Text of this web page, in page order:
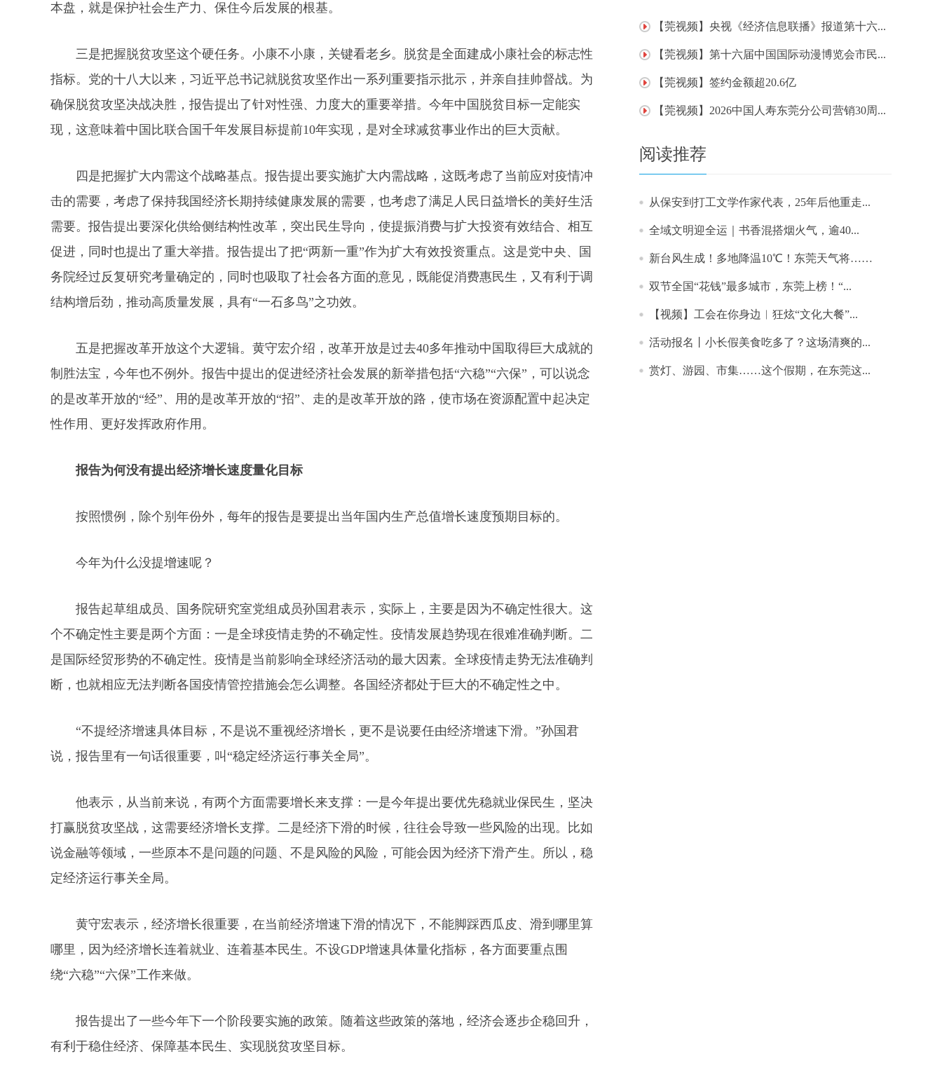
本盘，就是保护社会生产力、保住今后发展的根基。
三是把握脱贫攻坚这个硬任务。小康不小康，关键看老乡。脱贫是全面建成小康社会的标志性
指标。党的十八大以来，习近平总书记就脱贫攻坚作出一系列重要指示批示，并亲自挂帅督战。为
确保脱贫攻坚决战决胜，报告提出了针对性强、力度大的重要举措。今年中国脱贫目标一定能实
现，这意味着中国比联合国千年发展目标提前10年实现，是对全球减贫事业作出的巨大贡献。
四是把握扩大内需这个战略基点。报告提出要实施扩大内需战略，这既考虑了当前应对疫情冲
击的需要，考虑了保持我国经济长期持续健康发展的需要，也考虑了满足人民日益增长的美好生活
需要。报告提出要深化供给侧结构性改革，突出民生导向，使提振消费与扩大投资有效结合、相互
促进，同时也提出了重大举措。报告提出了把“两新一重”作为扩大有效投资重点。这是党中央、国
务院经过反复研究考量确定的，同时也吸取了社会各方面的意见，既能促消费惠民生，又有利于调
结构增后劲，推动高质量发展，具有“一石多鸟”之功效。
五是把握改革开放这个大逻辑。黄守宏介绍，改革开放是过去40多年推动中国取得巨大成就的
制胜法宝，今年也不例外。报告中提出的促进经济社会发展的新举措包括“六稳”“六保”，可以说念
的是改革开放的“经”、用的是改革开放的“招”、走的是改革开放的路，使市场在资源配置中起决定
性作用、更好发挥政府作用。
报告为何没有提出经济增长速度量化目标
按照惯例，除个别年份外，每年的报告是要提出当年国内生产总值增长速度预期目标的。
今年为什么没提增速呢？
报告起草组成员、国务院研究室党组成员孙国君表示，实际上，主要是因为不确定性很大。这
个不确定性主要是两个方面：一是全球疫情走势的不确定性。疫情发展趋势现在很难准确判断。二
是国际经贸形势的不确定性。疫情是当前影响全球经济活动的最大因素。全球疫情走势无法准确判
断，也就相应无法判断各国疫情管控措施会怎么调整。各国经济都处于巨大的不确定性之中。
“不提经济增速具体目标，不是说不重视经济增长，更不是说要任由经济增速下滑。”孙国君
说，报告里有一句话很重要，叫“稳定经济运行事关全局”。
他表示，从当前来说，有两个方面需要增长来支撑：一是今年提出要优先稳就业保民生，坚决
打赢脱贫攻坚战，这需要经济增长支撑。二是经济下滑的时候，往往会导致一些风险的出现。比如
说金融等领域，一些原本不是问题的问题、不是风险的风险，可能会因为经济下滑产生。所以，稳
定经济运行事关全局。
黄守宏表示，经济增长很重要，在当前经济增速下滑的情况下，不能脚踩西瓜皮、滑到哪里算
哪里，因为经济增长连着就业、连着基本民生。不设GDP增速具体量化指标，各方面要重点围
绕“六稳”“六保”工作来做。
报告提出了一些今年下一个阶段要实施的政策。随着这些政策的落地，经济会逐步企稳回升，
有利于稳住经济、保障基本民生、实现脱贫攻坚目标。
【莞视频】央视《经济信息联播》报道第十六...
【莞视频】第十六届中国国际动漫博览会市民...
【莞视频】签约金额超20.6亿
【莞视频】2026中国人寿东莞分公司营销30周...
阅读推荐
从保安到打工文学作家代表，25年后他重走...
​全域文明迎全运｜书香混搭烟火气，逾40...
新台风生成！多地降温10℃！东莞天气将……
双节全国“花钱”最多城市，东莞上榜！“...
【视频】工会在你身边︱狂炫“文化大餐”...
活动报名丨小长假美食吃多了？这场清爽的...
赏灯、游园、市集……这个假期，在东莞这...